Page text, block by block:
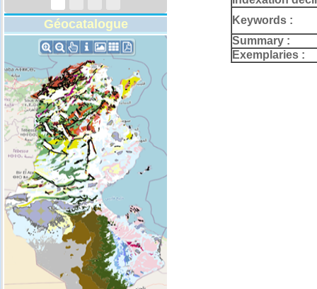
Géocatalogue
Keywords :
Summary :
Exemplaries :